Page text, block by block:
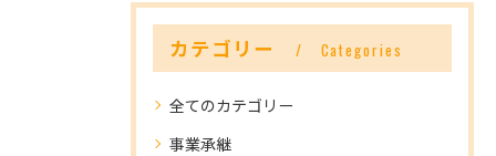
カテゴリー Categories
全てのカテゴリー
事業承継